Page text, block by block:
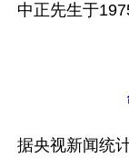
中正先生于
据央视新闻统